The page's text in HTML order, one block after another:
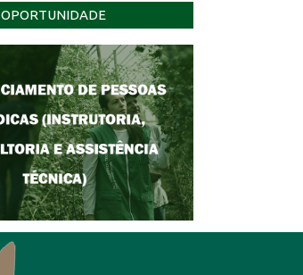
OPORTUNIDADE